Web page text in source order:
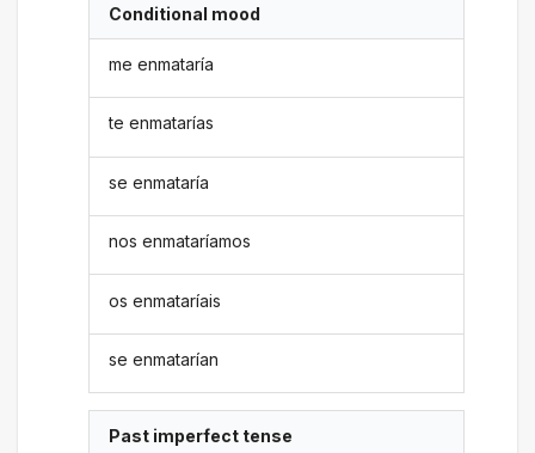
Conditional mood
me enmataría
te enmatarías
se enmataría
nos enmataríamos
os enmataríais
se enmatarían
Past imperfect tense